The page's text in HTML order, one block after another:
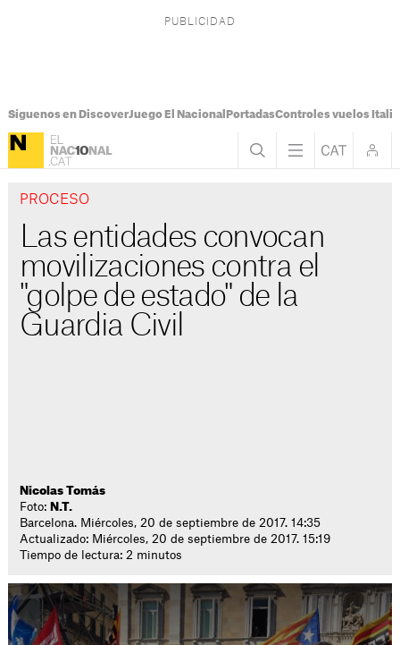
Síguenos en DiscoverJuego El Nacional PortadasControles vuelos Italia
PROCESO
Las entidades convocan
movilizaciones contra el
"golpe de estado" de la
Guardia Civil
Nicolas Tomás
Foto: N.T.
Barcelona. Miércoles, 20 de septiembre de 2017. 14:35
Actualizado: Miércoles, 20 de septiembre de 2017. 15:19
Tiempo de lectura: 2 minutos